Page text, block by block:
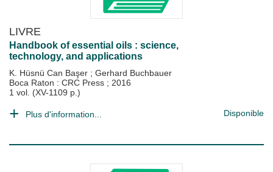
LIVRE
Handbook of essential oils : science,
technology, and applications
K. Hüsnü Can Başer ; Gerhard Buchbauer
Boca Raton : CRC Press ; 2016
1 vol. (XV-1109 p.)
Plus d'information... Disponible